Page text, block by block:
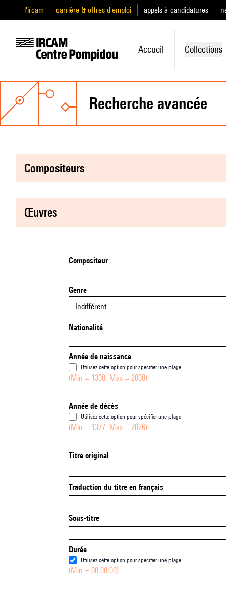
l'ircam carrière & offres d'emploi appels à candidatures
Accueil Collections
recherche avancée
compositeurs
œuvres
Compositeur
Genre
Indifférent
Nationalité
Année de naissance
Utilisez cette option pour spécifier une plage
(Min = 1300, Max = 2000)
Année de décès
Utilisez cette option pour spécifier une plage
(Min = 1377, Max = 2026)
Titre original
Traduction du titre en français
Sous-titre
Durée
Utilisez cette option pour spécifier une plage
(Min = 00:00:00)